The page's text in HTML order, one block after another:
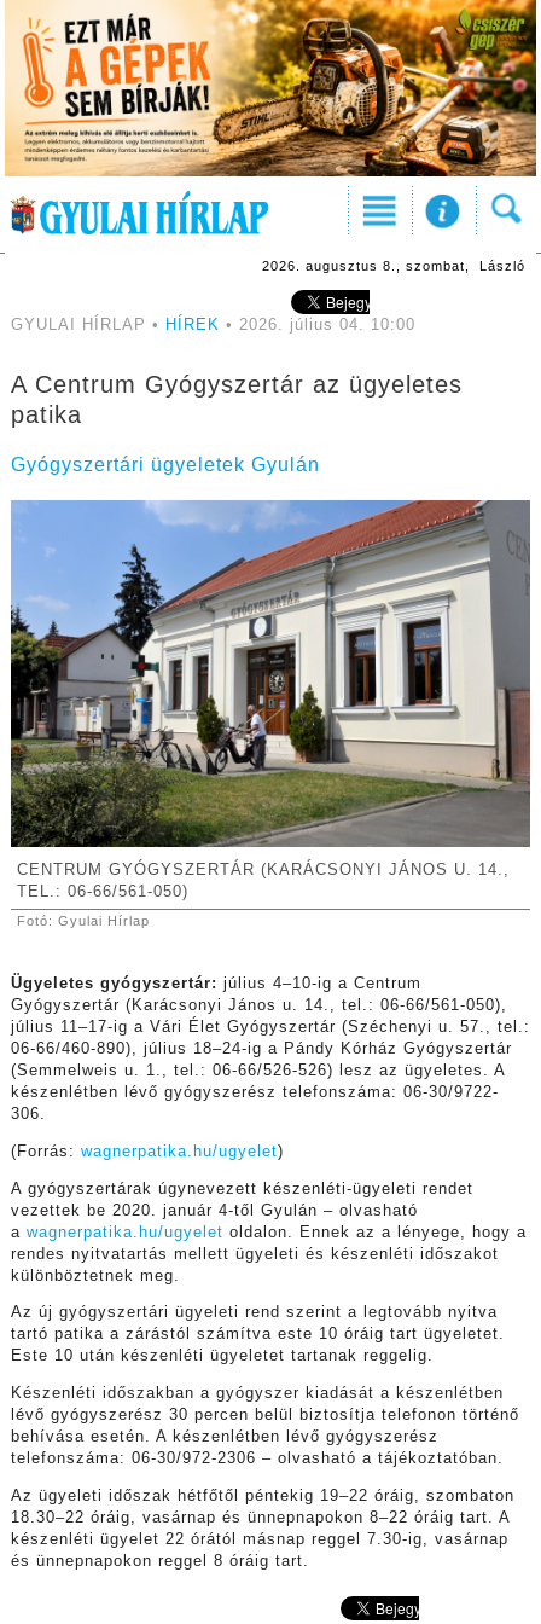
2026. augusztus 8., szombat, László
GYULAI HÍRLAP • HÍREK • 2026. július 04. 10:00
A Centrum Gyógyszertár az ügyeletes
patika
Gyógyszertári ügyeletek Gyulán
CENTRUM GYÓGYSZERTÁR (KARÁCSONYI JÁNOS U. 14.,
TEL.: 06-66/561-050)
Fotó: Gyulai Hírlap
Ügyeletes gyógyszertár: július 4–10-ig a Centrum
Gyógyszertár (Karácsonyi János u. 14., tel.: 06-66/561-050),
július 11–17-ig a Vári Élet Gyógyszertár (Széchenyi u. 57., tel.:
06-66/460-890), július 18–24-ig a Pándy Kórház Gyógyszertár
(Semmelweis u. 1., tel.: 06-66/526-526) lesz az ügyeletes. A
készenlétben lévő gyógyszerész telefonszáma: 06-30/9722-
306.
(Forrás: wagnerpatika.hu/ugyelet)
A gyógyszertárak úgynevezett készenléti-ügyeleti rendet
vezettek be 2020. január 4-től Gyulán – olvasható
a wagnerpatika.hu/ugyelet oldalon. Ennek az a lényege, hogy a
rendes nyitvatartás mellett ügyeleti és készenléti időszakot
különböztetnek meg.
Az új gyógyszertári ügyeleti rend szerint a legtovább nyitva
tartó patika a zárástól számítva este 10 óráig tart ügyeletet.
Este 10 után készenléti ügyeletet tartanak reggelig.
Készenléti időszakban a gyógyszer kiadását a készenlétben
lévő gyógyszerész 30 percen belül biztosítja telefonon történő
behívása esetén. A készenlétben lévő gyógyszerész
telefonszáma: 06-30/972-2306 – olvasható a tájékoztatóban.
Az ügyeleti időszak hétfőtől péntekig 19–22 óráig, szombaton
18.30–22 óráig, vasárnap és ünnepnapokon 8–22 óráig tart. A
készenléti ügyelet 22 órától másnap reggel 7.30-ig, vasárnap
és ünnepnapokon reggel 8 óráig tart.